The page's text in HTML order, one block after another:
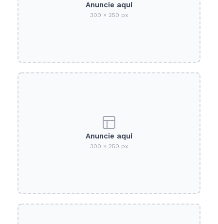
Anuncie aquí
300 × 250 px
Anuncie aquí
300 × 250 px